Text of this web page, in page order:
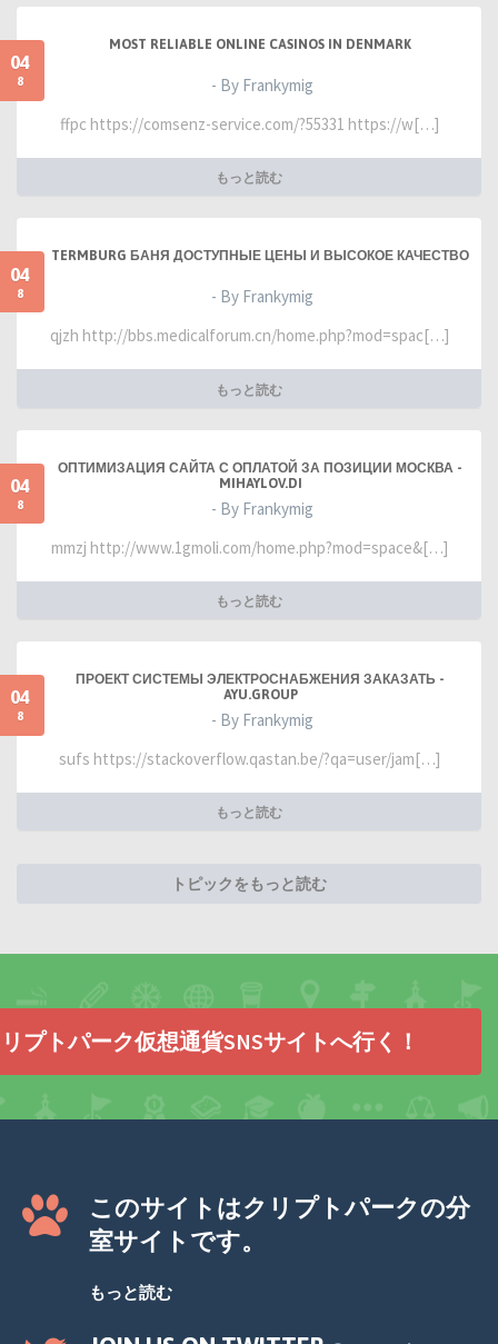
04
8
MOST RELIABLE ONLINE CASINOS IN DENMARK
- By Frankymig
ffpc https://comsenz-service.com/?55331 https://w[…]
もっと読む
04
8
TERMBURG БАНЯ ДОСТУПНЫЕ ЦЕНЫ И ВЫСОКОЕ КАЧЕСТВО
- By Frankymig
qjzh http://bbs.medicalforum.cn/home.php?mod=spac[…]
もっと読む
04
8
ОПТИМИЗАЦИЯ САЙТА С ОПЛАТОЙ ЗА ПОЗИЦИИ МОСКВА -
MIHAYLOV.DI
- By Frankymig
mmzj http://www.1gmoli.com/home.php?mod=space&[…]
もっと読む
04
8
ПРОЕКТ СИСТЕМЫ ЭЛЕКТРОСНАБЖЕНИЯ ЗАКАЗАТЬ -
AYU.GROUP
- By Frankymig
sufs https://stackoverflow.qastan.be/?qa=user/jam[…]
もっと読む
トピックをもっと読む
プトパーク仮想通貨SNSサイトへ行く！
このサイトはクリプトパークの分
室サイトです。
もっと読む